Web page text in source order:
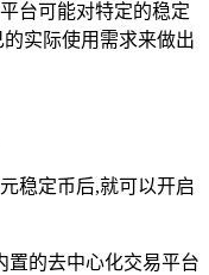
台可能对特定的稳定
实际使用需求来做出
稳定币后,就可以开启
置的去中心化交易平台